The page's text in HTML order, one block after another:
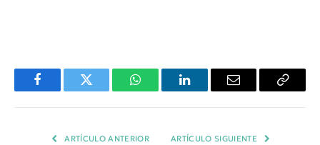
FacebookTwitter WhatsAppLinkedInEmail
Copiar
ARTÍCULO ANTERIOR ARTÍCULO SIGUIENTE